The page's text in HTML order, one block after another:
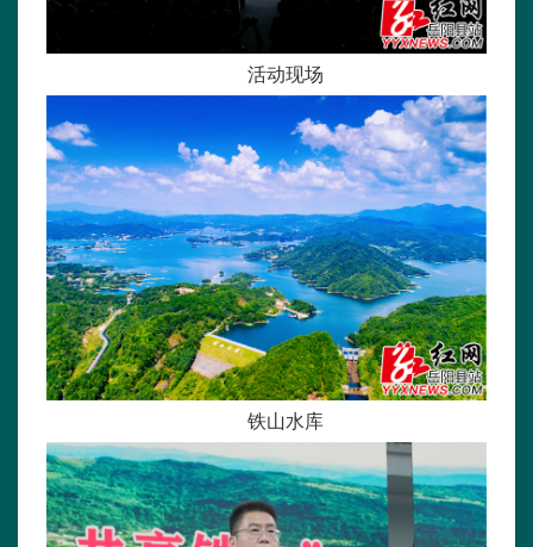
活动现场
铁山水库